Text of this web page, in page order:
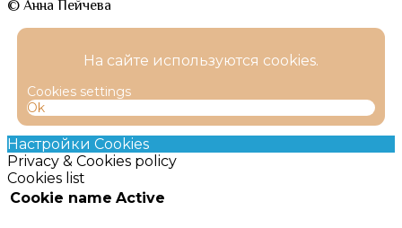
© Анна Пейчева
На сайте используются cookies.
Cookies settings
Ok
Настройки Cookies
Privacy & Cookies policy
Cookies list
Cookie name Active